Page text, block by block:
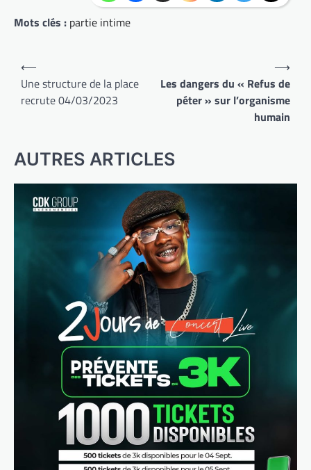
Mots clés : partie intime
Navigation
de
l’article
⟵
Une structure de la place
recrute 04/03/2023
Les dangers du « Refus de
péter » sur l’organisme
humain
⟶
AUTRES ARTICLES